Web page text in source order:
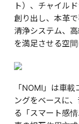
ト）、チャイル
創り出し、本革
清浄システム、
を満足させる空間
「NOMI」は車
ングをベースに
る「スマート感